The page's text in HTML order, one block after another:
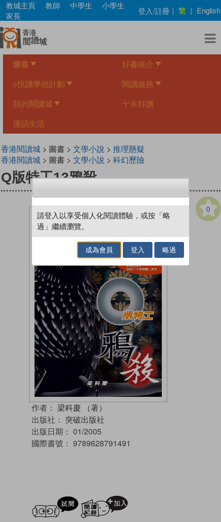
Skip
main
content
教城主頁 教師 中學生
小學生
家長
登入/註冊 | 繁 | English
圖書 好書推介
e悅讀學校計劃 閱讀服務
我的閱讀城 十本好讀
漫話生活
香港閱讀城> 圖書 > 文學小說 > 推理懸疑
香港閱讀城> 圖書 > 文學小說 > 科幻歷險
Q版特工13鴉殺
0
作者： 梁科慶 （著）
出版社： 突破出版社
出版日期： 01/2005
國際書號： 9789628791491
試閲
請登入以享受個人化閱讀體驗，或按「略
過」繼續瀏覽。
成為會員 登入 略過